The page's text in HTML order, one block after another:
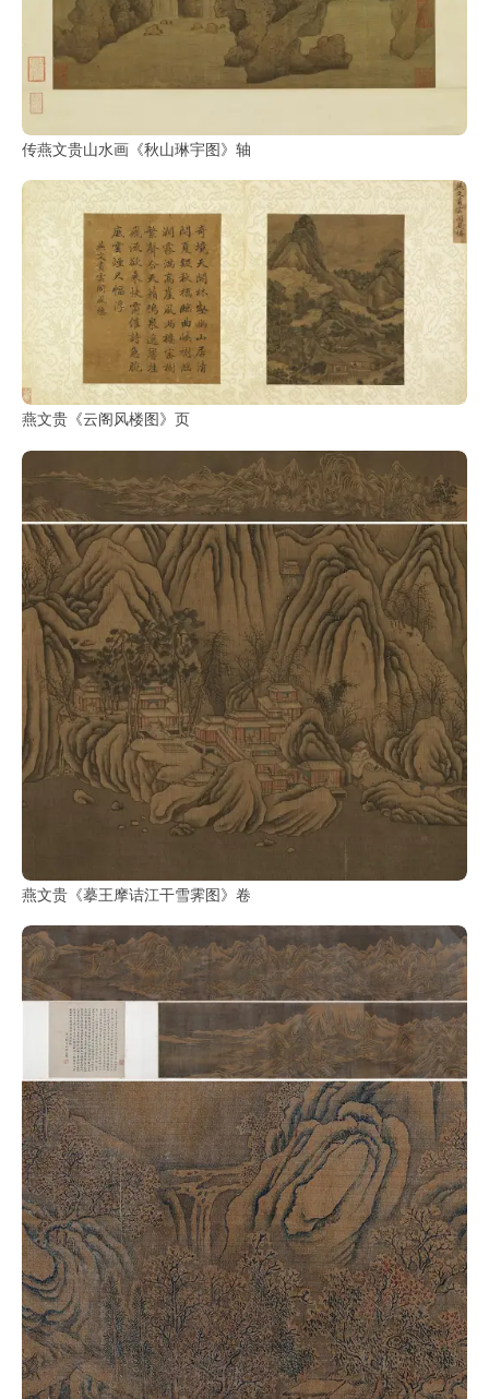
传燕文贵山水画《秋山琳宇图》轴
燕文贵《云阁风楼图》页
燕文贵《摹王摩诘江干雪霁图》卷